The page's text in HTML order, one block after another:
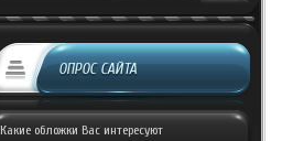
ОПРОС САЙТА
Какие обложки Вас интересуют